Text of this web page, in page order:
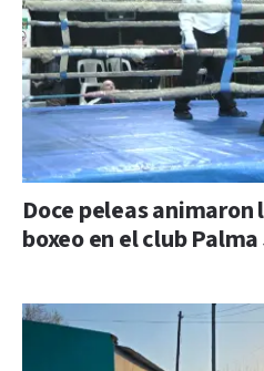
Doce peleas
boxeo en el club